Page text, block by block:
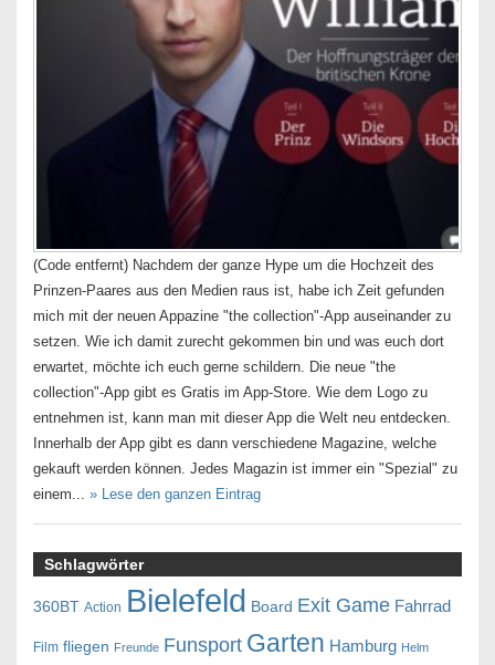
(Code entfernt) Nachdem der ganze Hype um die Hochzeit des
Prinzen-Paares aus den Medien raus ist, habe ich Zeit gefunden
mich mit der neuen Appazine "the collection"-App auseinander zu
setzen. Wie ich damit zurecht gekommen bin und was euch dort
erwartet, möchte ich euch gerne schildern. Die neue "the
collection"-App gibt es Gratis im App-Store. Wie dem Logo zu
entnehmen ist, kann man mit dieser App die Welt neu entdecken.
Innerhalb der App gibt es dann verschiedene Magazine, welche
gekauft werden können. Jedes Magazin ist immer ein "Spezial" zu
einem... » Lese den ganzen Eintrag
Schlagwörter
360BT Action Bielefeld Board Exit Game Fahrrad
Film fliegen Freunde Funsport Garten Hamburg Helm